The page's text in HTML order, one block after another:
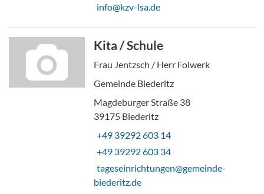
info@kzv-lsa.de
Kita / Schule
Frau Jentzsch / Herr Folwerk
Gemeinde Biederitz
Magdeburger Straße 38
39175 Biederitz
+49 39292 603 14
+49 39292 603 34
tageseinrichtungen@gemeinde-
biederitz.de